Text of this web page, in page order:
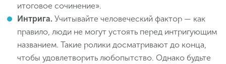
итоговое сочинение».
Интрига. Учитывайте человеческий фактор — как
правило, люди не могут устоять перед интригующим
названием. Такие ролики досматривают до конца,
чтобы удовлетворить любопытство. Однако будьте